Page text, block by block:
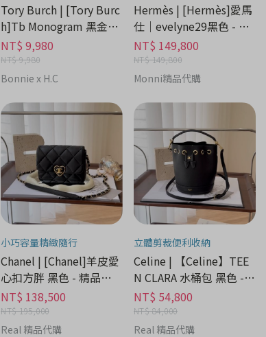
Tory Burch | [Tory Burc
h]Tb Monogram 黑金老
花水桶包 - 精品時尚分期
NT$ 9,980
NT$ 9,980
Bonnie x H.C
Hermès | [Hermès]愛馬
仕｜evelyne29黑色 - 精
品時尚分期
NT$ 149,800
NT$ 149,800
Monni精品代購
小巧容量精緻隨行
Chanel | [Chanel]羊皮愛
心扣方胖 黑色 - 精品時
尚分期
NT$ 138,500
NT$ 195,000
Real 精品代購
立體剪裁便利收納
Celine | 【Celine】TEE
N CLARA 水桶包 黑色 -
精品時尚分期
NT$ 54,800
NT$ 84,000
Real 精品代購